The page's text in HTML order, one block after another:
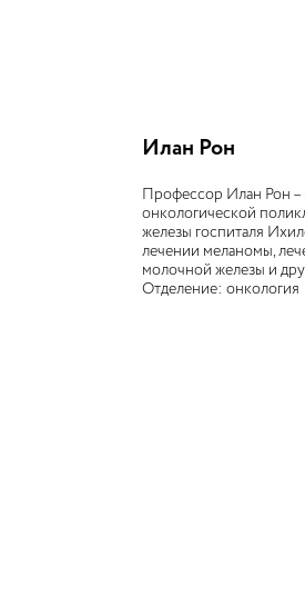
Илан Рон
Профессор Илан Рон –
онкологической
железы госпиталя
лечении меланомы,
молочной железы и
Отделение: онкология